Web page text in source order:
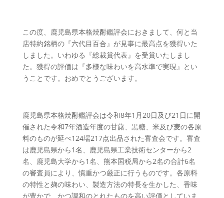
この度、鹿児島県本格焼酎鑑評会におきまして、何と当
店特約銘柄の『六代目百合』が見事に最高点を獲得いた
しました。いわゆる『総裁賞代表』を受賞いたしまし
た。獲得の評価は『多様な味わいを高水準で実現』とい
うことです。おめでとうございます。
鹿児島県本格焼酎鑑評会は令和8年1月20日及び21日に開
催された令和7年酒造年度の甘藷、黒糖、米及び麦の各原
料のものが延べ124場217点出品された審査会です。審査
は鹿児島県から1名、鹿児島県工業技術センターから2
名、鹿児島大学から1名、熊本国税局から2名の合計6名
の審査員により、慎重かつ厳正に行うものです。各原料
の特性と麹の味わい、製造方法の特長を生かした、香味
が豊かで、かつ調和のとれたものを高い評価としていま